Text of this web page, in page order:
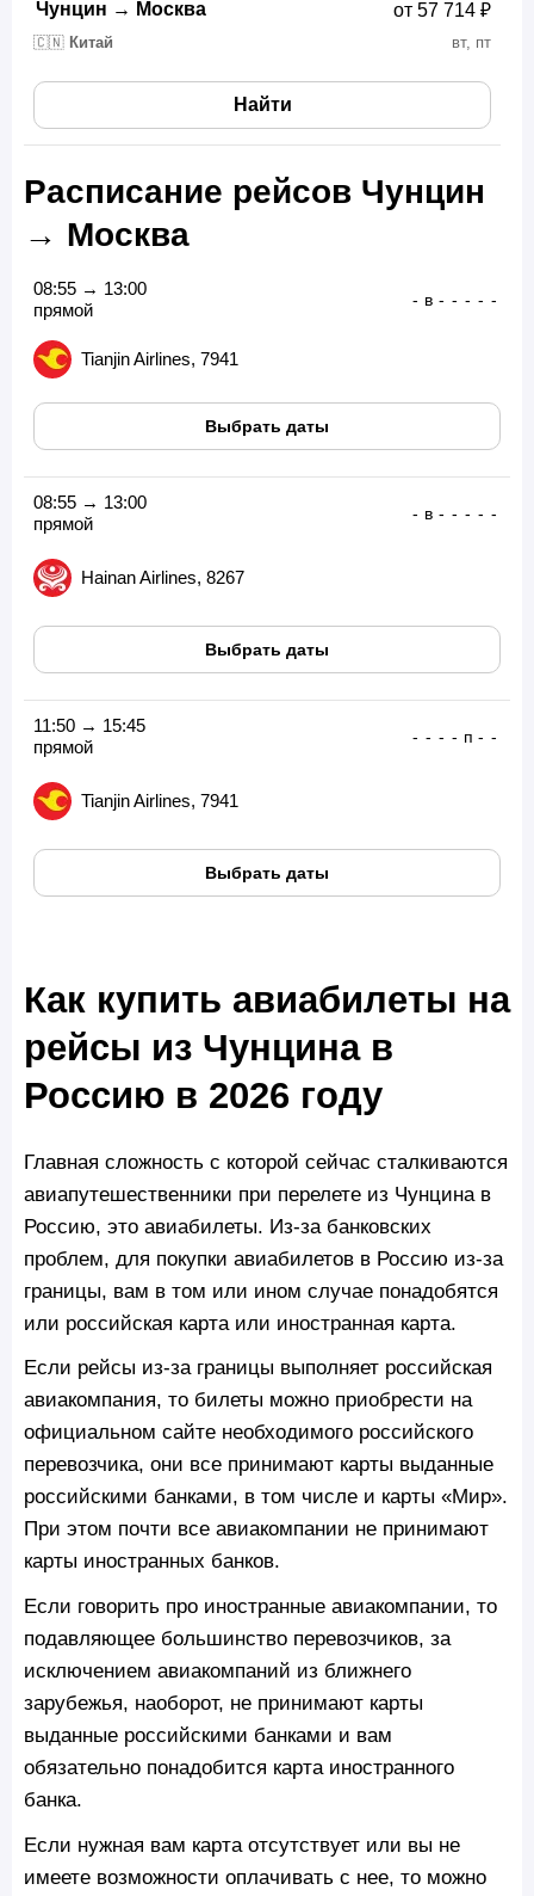
Чунцин → Москва
🇨🇳 Китай вт, пт
от 57 714 ₽
Найти
Расписание рейсов Чунцин
→ Москва
08:55 → 13:00
прямой
Tianjin Airlines, 7941
- в - - - - -
Выбрать даты
08:55 → 13:00
прямой
Hainan Airlines, 8267
- в - - - - -
Выбрать даты
11:50 → 15:45
прямой
Tianjin Airlines, 7941
- - - - п - -
Выбрать даты
Как купить авиабилеты на
рейсы из Чунцина в
Россию в 2026 году
Главная сложность с которой сейчас сталкиваются
авиапутешественники при перелете из Чунцина в
Россию, это авиабилеты. Из-за банковских
проблем, для покупки авиабилетов в Россию из-за
границы, вам в том или ином случае понадобятся
или российская карта или иностранная карта.
Если рейсы из-за границы выполняет российская
авиакомпания, то билеты можно приобрести на
официальном сайте необходимого российского
перевозчика, они все принимают карты выданные
российскими банками, в том числе и карты «Мир».
При этом почти все авиакомпании не принимают
карты иностранных банков.
Если говорить про иностранные авиакомпании, то
подавляющее большинство перевозчиков, за
исключением авиакомпаний из ближнего
зарубежья, наоборот, не принимают карты
выданные российскими банками и вам
обязательно понадобится карта иностранного
банка.
Если нужная вам карта отсутствует или вы не
имеете возможности оплачивать с нее, то можно